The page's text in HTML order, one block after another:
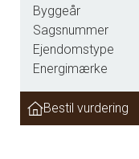
Byggeår
Sagsnummer
Ejendomstype
Energimærke
Bestil vurdering